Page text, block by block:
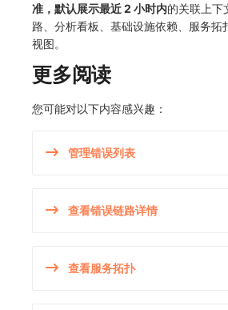
准，默认展示最近 2 小时内的关联上下
路、分析看板、基础设施依赖、服务拓
视图。
更多阅读
您可能对以下内容感兴趣：
管理错误列表
查看错误链路详情
查看服务拓扑